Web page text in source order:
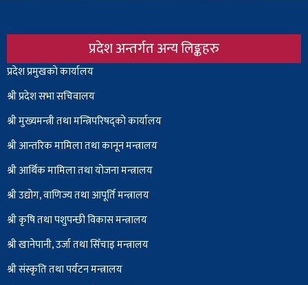
प्रदेश अन्तर्गत अन्य लिङ्कहरु
Body
प्रदेश प्रमुखको कार्यालय
श्री प्रदेश सभा सचिवालय
श्रीमुख्यमन्त्री तथा मन्त्रिपरिषद्को कार्यालय
श्री आन्तरिक मामिला तथा कानून मन्त्रालय
श्री आर्थिक मामिला तथा योजना मन्त्रालय
श्री उद्योग, वाणिज्य तथा आपूर्ति मन्त्रालय
श्री कृषि तथा पशुपन्छी विकास मन्त्रालय
श्री खानेपानी, उर्जा तथा सिँचाइ मन्त्रालय
श्री संस्कृति तथा पर्यटन मन्त्रालय